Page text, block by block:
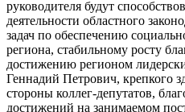
руководителя будут
деятельности областного
задач по обеспечению
региона, стабильному росту
достижению регионом
Геннадий Петрович, крепкого
стороны коллег-депутатов,
достижений на занимаемом